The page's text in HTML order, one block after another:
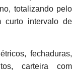
totalizando pelo
curto intervalo de
fechaduras,
carteira com